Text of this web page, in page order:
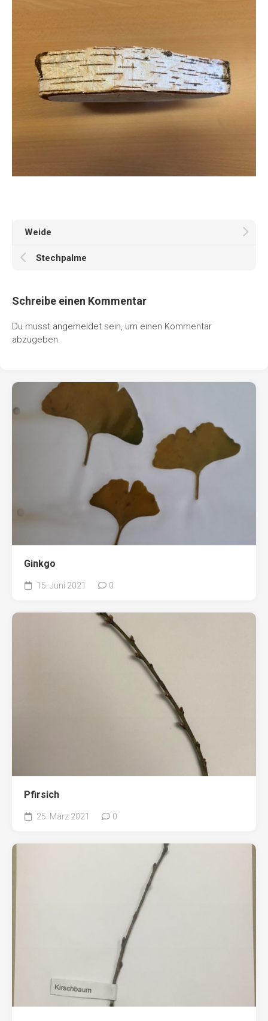
Weide
Stechpalme
Schreibe einen Kommentar
Du musst angemeldet sein, um einen Kommentar
abzugeben.
Ginkgo
15. Juni 2021 0
Pfirsich
25. März 2021 0